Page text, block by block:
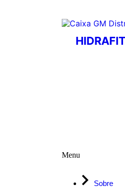
Menu
Sobre